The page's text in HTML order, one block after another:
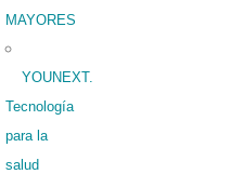
MAYORES
YOUNEXT.
Tecnología
para la
salud